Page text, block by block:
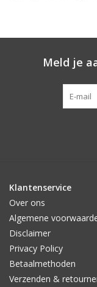
Meld je
Klantenservice
Over ons
Algemene
Disclaimer
Privacy Policy
Betaalmethoden
Verzenden &